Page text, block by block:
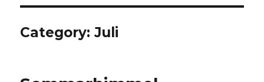
Category: Juli